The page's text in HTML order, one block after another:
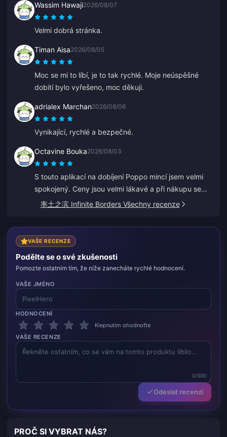
Wassim Hawaji2026/08/07
Velmi dobrá stránka.
Timan Aisa2026/08/05
Moc se mi to líbí, je to tak rychlé. Moje neúspěšné
dobití bylo vyřešeno, moc děkuji.
adrialex Marchan2026/08/06
Vynikající, rychlé a bezpečné.
Octavine Bouka2026/08/03
S touto aplikací na dobíjení Poppo mincí jsem velmi
spokojený. Ceny jsou velmi lákavé a při nákupu se
cítím bezpečně. Všem vřele doporučuji, děkuji.
率土之滨 Infinite Borders Všechny recenze
VAŠE RECENZE
Podělte se o své zkušenosti
Pomozte ostatním tím, že níže zanecháte rychlé hodnocení.
VAŠE JMÉNO
HODNOCENÍ
Klepnutím ohodnoťte
VAŠE RECENZE
0/500
Odeslat recenzi
PROČ SI VYBRAT NÁS?